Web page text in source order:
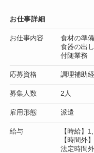
お仕事詳細
お仕事内容
食材の準
食器の出
付随業務
応募資格 調理補助
募集人数 2人
雇用形態 派遣
給与
【時給】
【時間外
法定時間